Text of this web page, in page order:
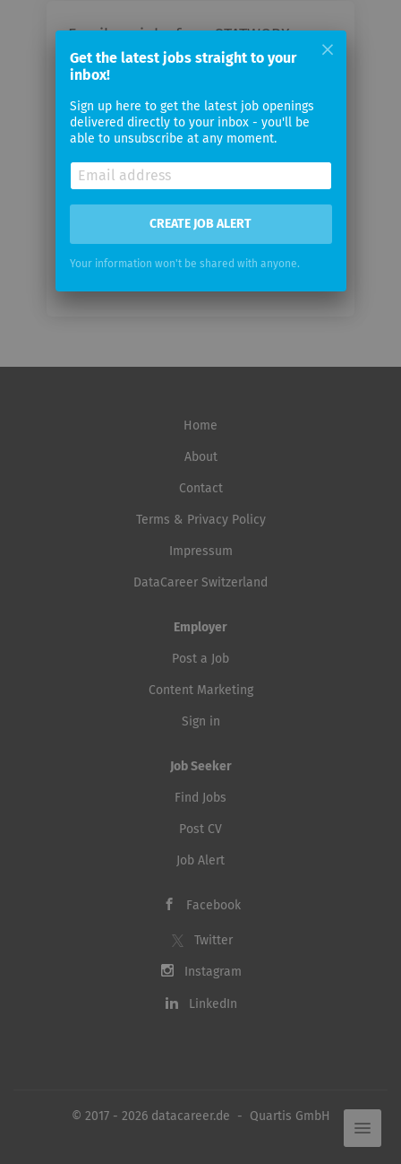
Email me jobs from STATWORX
GmbH
Your
email
Email
Home
About
Contact
Terms & Privacy Policy
Impressum
DataCareer Switzerland
Employer
Post a Job
Content Marketing
Sign in
Job Seeker
Find Jobs
Post CV
Job Alert
Facebook
Twitter
Instagram
LinkedIn
© 2017 - 2026 datacareer.de - Quartis GmbH
Get the latest jobs straight to your
inbox!
Sign up here to get the latest job openings
delivered directly to your inbox - you'll be
able to unsubscribe at any moment.
CREATE JOB ALERT
Your information won't be shared with anyone.